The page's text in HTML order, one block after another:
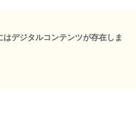
はデジタルコンテンツが存在しま